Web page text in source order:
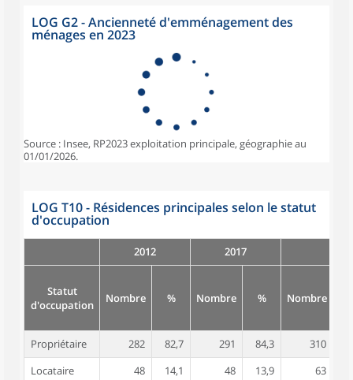
LOG G2 - Ancienneté d'emménagement des
ménages en 2023
Source : Insee, RP2023 exploitation principale, géographie au
01/01/2026.
LOG T10 - Résidences principales selon le statut
d'occupation
2012 2017
Statut
d'occupation
Nombre % Nombre % Nombre
Propriétaire 282 82,7 291 84,3 310
Locataire
48 14,1 48 13,9 63